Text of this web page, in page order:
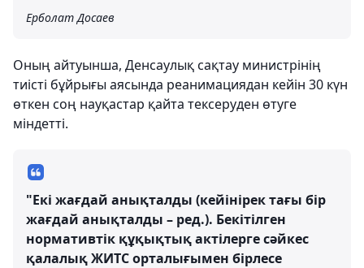
Ерболат Досаев
Оның айтуынша, Денсаулық сақтау министрінің
тиісті бұйрығы аясында реанимациядан кейін 30 күн
өткен соң науқастар қайта тексеруден өтуге
міндетті.
"Екі жағдай анықталды (кейінірек тағы бір
жағдай анықталды – ред.). Бекітілген
нормативтік құқықтық актілерге сәйкес
қалалық ЖИТС орталығымен бірлесе